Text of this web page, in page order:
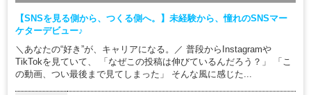
【SNSを見る側から、つくる側へ。】未経験から、憧れのSNSマー
ケターデビュー♪
＼あなたの“好き”が、キャリアになる。／ 普段からInstagramや
TikTokを見ていて、 「なぜこの投稿は伸びているんだろう？」 「こ
の動画、つい最後まで見てしまった」 そんな風に感じた...